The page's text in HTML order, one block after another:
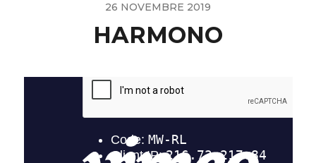
26 NOVEMBRE 2019
HARMONO